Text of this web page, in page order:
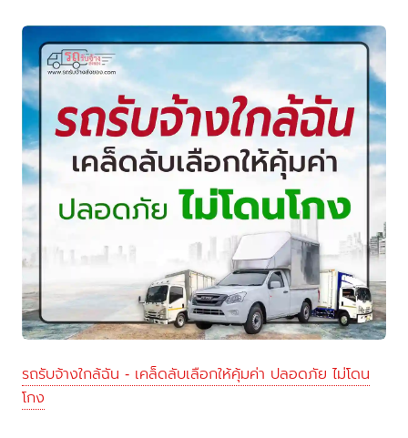
รถรับจ้างใกล้ฉัน - เคล็ดลับเลือกให้คุ้มค่า ปลอดภัย ไม่โดน
โกง